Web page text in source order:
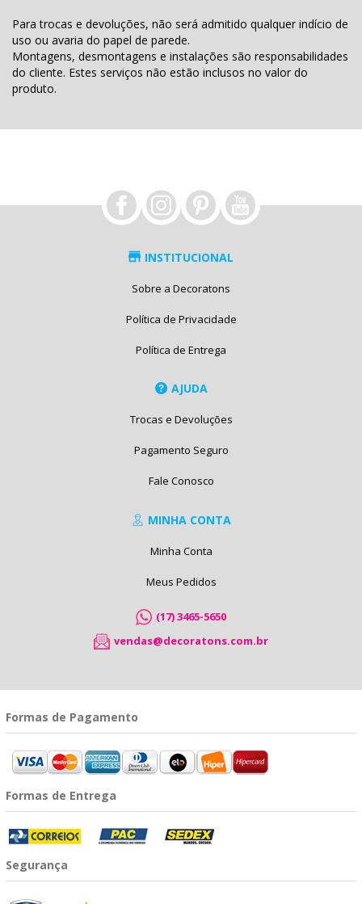
Para trocas e devoluções, não será admitido qualquer indício de
uso ou avaria do papel de parede.
Montagens, desmontagens e instalações são responsabilidades
do cliente. Estes serviços não estão inclusos no valor do
produto.
INSTITUCIONAL
Sobre a Decoratons
Política de Privacidade
Política de Entrega
AJUDA
Trocas e Devoluções
Pagamento Seguro
Fale Conosco
MINHA CONTA
Minha Conta
Meus Pedidos
(17) 3465-5650
vendas@decoratons.com.br
Formas de Pagamento
Formas de Entrega
Segurança